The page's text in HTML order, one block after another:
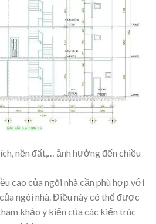
nền đất,… ảnh hưởng đến chiều
cao của ngôi nhà cần phù hợp với
ngôi nhà. Điều này có thể được
khảo ý kiến của các kiến trúc